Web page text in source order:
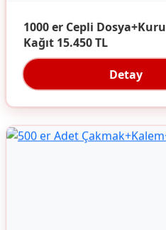
1000 er Cepli
Kağıt 15.450 TL
Detay